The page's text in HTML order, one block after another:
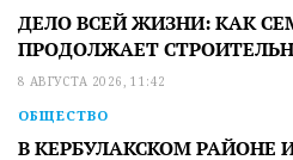
ДЕЛО ВСЕЙ ЖИЗНИ: КАК
ПРОДОЛЖАЕТ
8 АВГУСТА 2026, 11:42
ОБЩЕСТВО
В КЕРБУЛАКСКОМ РАЙОНЕ